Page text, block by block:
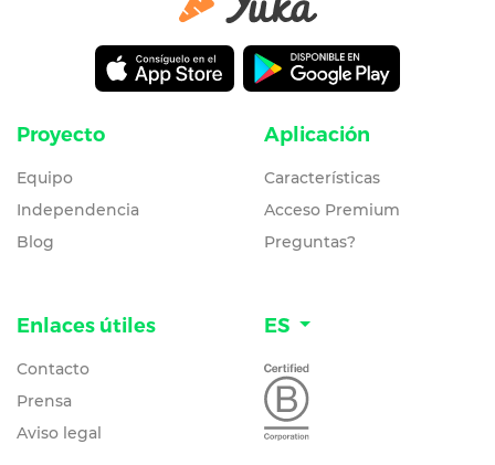
Proyecto
Equipo
Independencia
Blog
Aplicación
Características
Acceso Premium
Preguntas?
Enlaces útiles
Contacto
Prensa
Aviso legal
ES